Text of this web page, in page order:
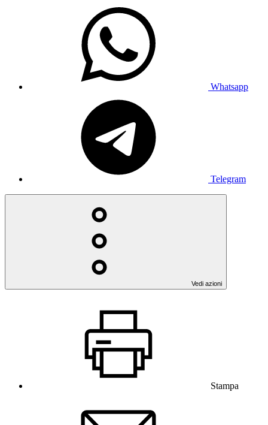
Whatsapp
Telegram
Vedi azioni
Stampa